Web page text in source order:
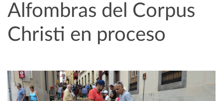
Alfombras del Corpus
Christi en proceso